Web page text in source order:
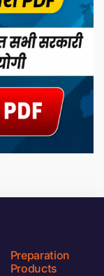
Preparation
Products